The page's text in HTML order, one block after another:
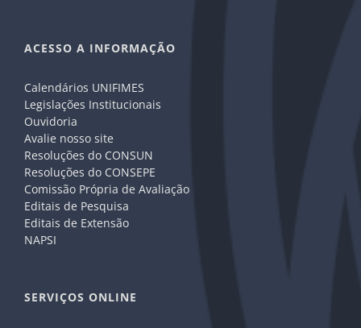
ACESSO A INFORMAÇÃO
Calendários UNIFIMES
Legislações Institucionais
Ouvidoria
Avalie nosso site
Resoluções do CONSUN
Resoluções do CONSEPE
Comissão Própria de Avaliação
Editais de Pesquisa
Editais de Extensão
NAPSI
SERVIÇOS ONLINE